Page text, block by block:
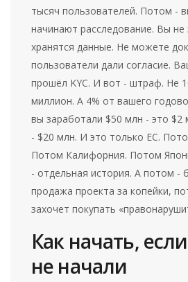
тысяч пользователей. Потом -
начинают расследование. Вы не
хранятся данные. Не можете
пользователи дали согласие.
прошёл KYC. И вот - штраф. Не
миллион. А 4% от вашего
вы заработали $50 млн - это $2
- $20 млн. И это только ЕС.
Потом Калифорния. Потом
- отдельная история. А потом -
продажа проекта за копейки,
захочет покупать
Как начать,
не начали